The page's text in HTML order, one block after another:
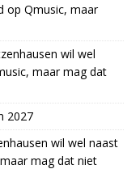
op Qmusic, maar
wil wel
maar mag dat
2027
wil wel naast
mag dat niet